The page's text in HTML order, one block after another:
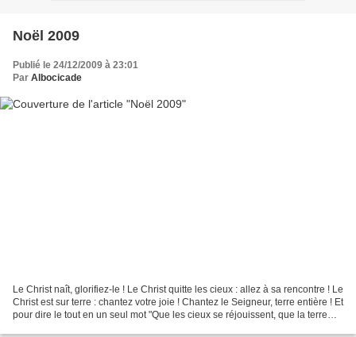
Noël 2009
Publié le 24/12/2009 à 23:01
Par Albocicade
Le Christ naît, glorifiez-le ! Le Christ quitte les cieux : allez à sa rencontre ! Le
Christ est sur terre : chantez votre joie ! Chantez le Seigneur, terre entière ! Et
pour dire le tout en un seul mot "Que les cieux se réjouissent, que la terre